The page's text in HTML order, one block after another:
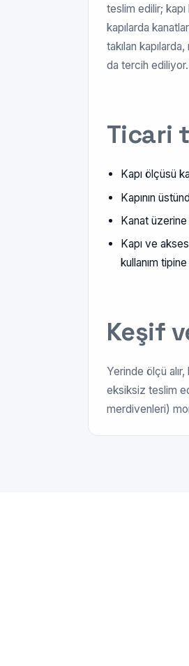
teslim edilir; kapı
kapılarda
takılan
da tercih ediliyor.
Ticari
Kapı ölçüsü
Kapının
Kanat
Kapı ve
kullanım
Keşif
Yerinde ölçü alır,
eksiksiz teslim
merdivenleri)